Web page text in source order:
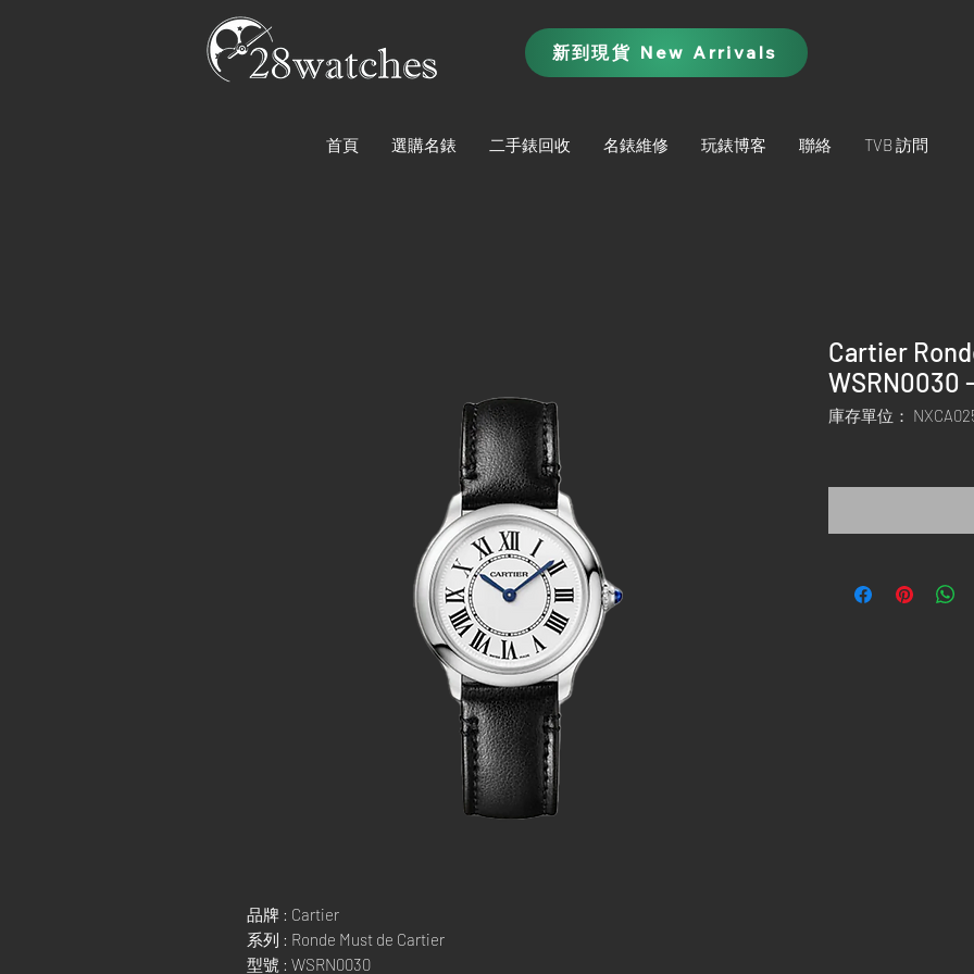
新到現貨 New Arrivals
首頁 選購名錶 二手錶回收 名錶維修 玩錶博客 聯絡 TVB 訪問
品牌 : Cartier
系列 : Ronde Must de Cartier
型號 : WSRN0030
Cartier
WSRN0030
庫存單位：